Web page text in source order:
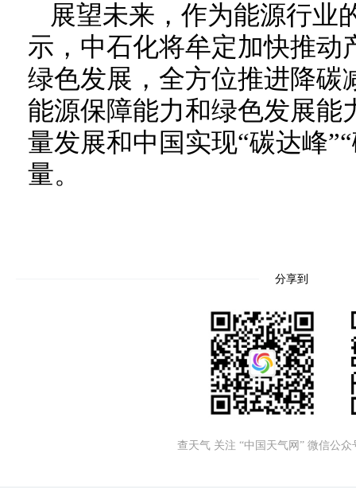
展望未来，作为能源行业
示，中石化将牟定加快推动
绿色发展，全方位推进降碳
能源保障能力和绿色发展能
量发展和中国实现“碳达峰
量。
分享到
查天气 关注 “中国天气网” 微信公众